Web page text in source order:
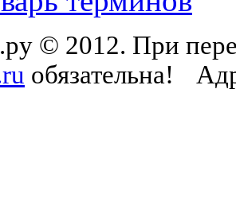
© 2012. При
обязательна!